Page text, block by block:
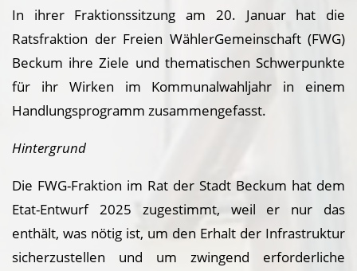
In ihrer Fraktionssitzung am 20. Januar hat die
Ratsfraktion der Freien WählerGemeinschaft (FWG)
Beckum ihre Ziele und thematischen Schwerpunkte
für ihr Wirken im Kommunalwahljahr in einem
Handlungsprogramm zusammengefasst.
Hintergrund
Die FWG-Fraktion im Rat der Stadt Beckum hat dem
Etat-Entwurf 2025 zugestimmt, weil er nur das
enthält, was nötig ist, um den Erhalt der Infrastruktur
sicherzustellen und um zwingend erforderliche